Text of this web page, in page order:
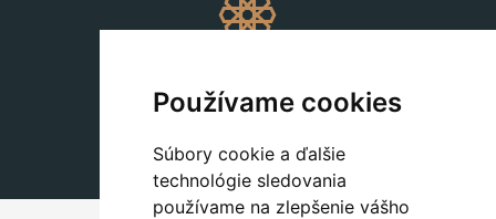
Používame cookies
Súbory cookie a ďalšie
technológie sledovania
používame na zlepšenie vášho
+420 311 604 182
dekorace@autronic.cz